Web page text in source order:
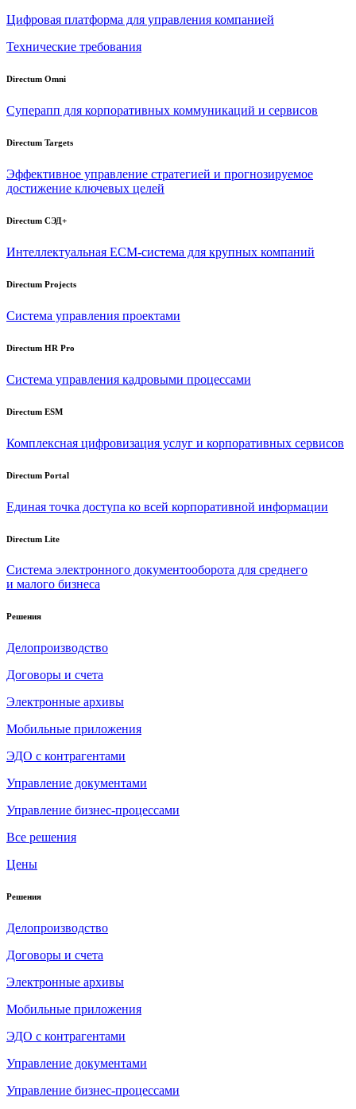
Цифровая платформа для управления компанией
Технические требования
Directum Omni
Суперапп для корпоративных коммуникаций и сервисов
Directum Targets
Эффективное управление стратегией и прогнозируемое
достижение ключевых целей
Directum СЭД+
Интеллектуальная ECM-система для крупных компаний
Directum Projects
Система управления проектами
Directum HR Pro
Система управления кадровыми процессами
Directum ESM
Комплексная цифровизация услуг и корпоративных сервисов
Directum Portal
Единая точка доступа ко всей корпоративной информации
Directum Lite
Система электронного документооборота для среднего
и малого бизнеса
Решения
Делопроизводство
Договоры и счета
Электронные архивы
Мобильные приложения
ЭДО с контрагентами
Управление документами
Управление бизнес-процессами
Все решения
Цены
Решения
Делопроизводство
Договоры и счета
Электронные архивы
Мобильные приложения
ЭДО с контрагентами
Управление документами
Управление бизнес-процессами